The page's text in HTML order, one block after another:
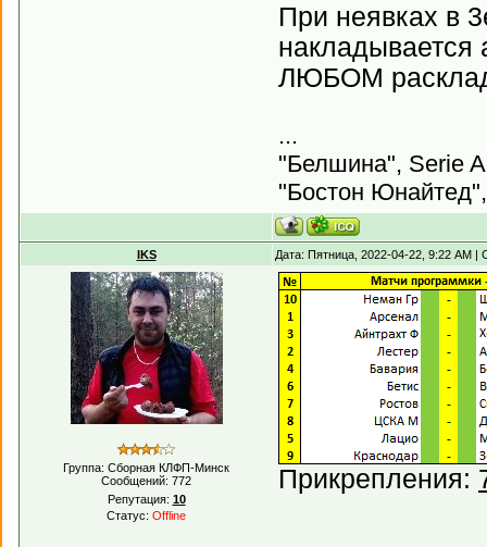
При неявках в
накладывается
ЛЮБОМ
...
"Белшина", Serie A
"Бостон
IKS Дата: Пятница, 2022-04-22, 9:22 AM
Группа: Сборная КЛФП-Минск
Сообщений: 772
Репутация: 10
Статус: Offline
Прикрепления: